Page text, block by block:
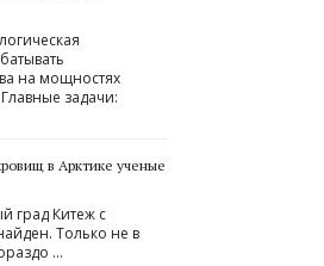
на мощностях
задачи:
в Арктике ученые
град Китеж с
Только не в
…